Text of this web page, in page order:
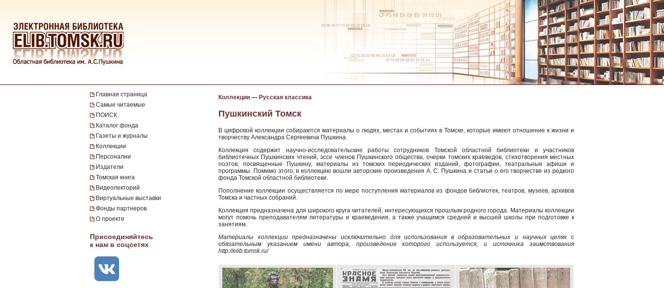
Главная страница
Самые читаемые
ПОИСК
Каталог фонда
Газеты и журналы
Коллекции
Персоналии
Издатели
Томская книга
Видеолекторий
Виртуальные выставки
Фонды партнеров
О проекте
Присоединяйтесь
к нам в соцсетях
Коллекции — Русская классика
Пушкинский Томск
В цифровой коллекции собираются материалы о людях, местах и событиях в Томске, которые имеют отношение к жизни и
творчеству Александра Сергеевича Пушкина.
Коллекция содержит научно-исследовательские работы сотрудников Томской областной библиотеки и участников
библиотечных Пушкинских чтений, эссе членов Пушкинского общества, очерки томских краеведов, стихотворения местных
поэтов, посвященные Пушкину, материалы из томских периодических изданий, фотографии, театральные афиши и
программы. Помимо этого, в коллекцию вошли авторские произведения А. С. Пушкина и статьи о его творчестве из редкого
фонда Томской областной библиотеки.
Пополнение коллекции осуществляется по мере поступления материалов из фондов библиотек, театров, музеев, архивов
Томска и частных собраний.
Коллекция предназначена для широкого круга читателей, интересующихся прошлым родного города. Материалы коллекции
могут помочь преподавателям литературы и краеведения, а также учащимся средней и высшей школы при подготовке к
занятиям.
Материалы коллекции предназначены исключительно для использования в образовательных и научных целях с
обязательным указанием имени автора, произведение которого используется, и источника заимствования
http://elib.tomsk.ru/